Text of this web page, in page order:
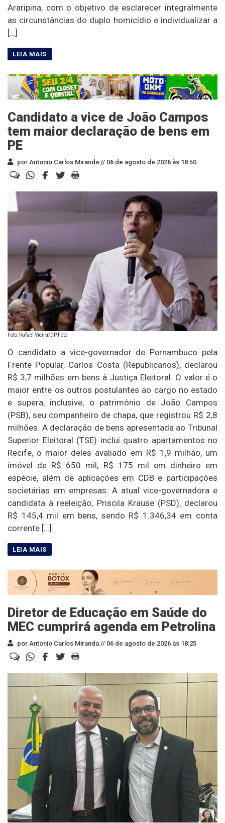
Araripina, com o objetivo de esclarecer integralmente
as circunstâncias do duplo homicídio e individualizar a
[…]
Candidato a vice de João Campos
tem maior declaração de bens em
PE
por Antonio Carlos Miranda // 06 de agosto de 2026 às 18:50
Foto: Rafael Vieira/DP Foto
O candidato a vice-governador de Pernambuco pela
Frente Popular, Carlos Costa (Republicanos), declarou
R$ 3,7 milhões em bens à Justiça Eleitoral. O valor é o
maior entre os outros postulantes ao cargo no estado
e supera, inclusive, o patrimônio de João Campos
(PSB), seu companheiro de chapa, que registrou R$ 2,8
milhões. A declaração de bens apresentada ao Tribunal
Superior Eleitoral (TSE) inclui quatro apartamentos no
Recife, o maior deles avaliado em R$ 1,9 milhão, um
imóvel de R$ 650 mil, R$ 175 mil em dinheiro em
espécie, além de aplicações em CDB e participações
societárias em empresas. A atual vice-governadora e
candidata à reeleição, Priscila Krause (PSD), declarou
R$ 145,4 mil em bens, sendo R$ 1.346,34 em conta
corrente […]
Diretor de Educação em Saúde do
MEC cumprirá agenda em Petrolina
por Antonio Carlos Miranda // 06 de agosto de 2026 às 18:25